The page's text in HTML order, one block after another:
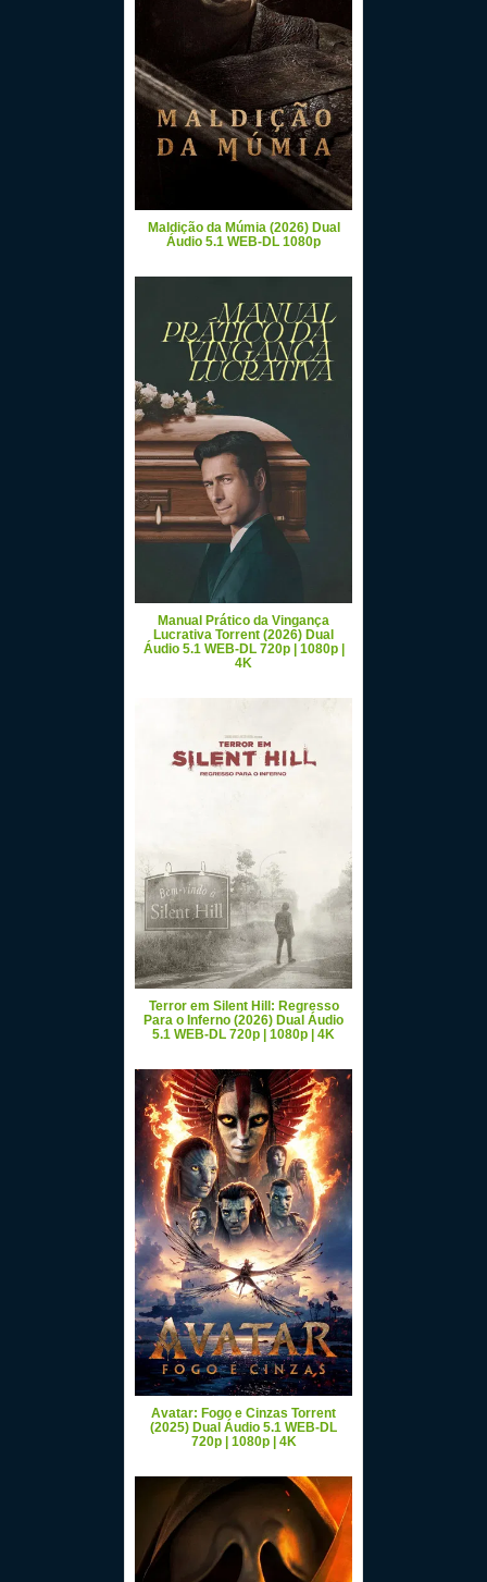
Maldição da Múmia (2026) Dual
Áudio 5.1 WEB-DL 1080p
Manual Prático da Vingança
Lucrativa Torrent (2026) Dual
Áudio 5.1 WEB-DL 720p | 1080p |
4K
Terror em Silent Hill: Regresso
Para o Inferno (2026) Dual Áudio
5.1 WEB-DL 720p | 1080p | 4K
Avatar: Fogo e Cinzas Torrent
(2025) Dual Áudio 5.1 WEB-DL
720p | 1080p | 4K